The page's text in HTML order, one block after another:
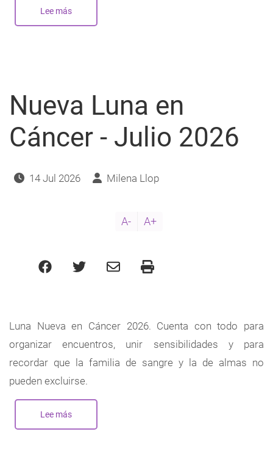
Lee mássobre
Luna
Nueva Luna en
Cáncer - Julio 2026
14 Jul 2026 Milena Llop
A- A+
Luna Nueva en Cáncer 2026. Cuenta con todo para
organizar encuentros, unir sensibilidades y para
recordar que la familia de sangre y la de almas no
pueden excluirse.
Lee mássobre
Luna